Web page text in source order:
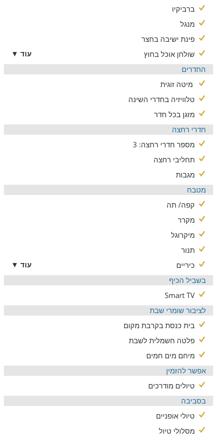
ברביקיו
מנגל
פינת ישיבה בחצר
שולחן אוכל בחוץ
עוד ▼
החדרים
מיטה זוגית
טלוויזיה בחדרי השינה
מזגן בכל חדר
חדרי רחצה
מספר חדרי רחצה: 3
תחליבי רחצה
מגבות
מטבח
קפה/ תה
מקרר
מיקרוגל
תנור
כיריים
עוד ▼
בשביל הכיף
Smart TV
לציבור שומרי שבת
בית כנסת בקרבת מקום
פלטה חשמלית לשבת
מיחם מים חמים
אפשר להזמין
טיולים מודרכים
בסביבה
טיולי אופניים
מסלולי טיול